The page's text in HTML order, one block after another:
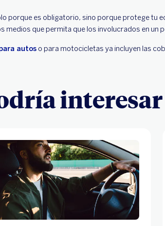
porque es obligatorio, sino porque protege tu
que permita que los involucrados en un
autos o para motocicletas ya incluyen las
interesar